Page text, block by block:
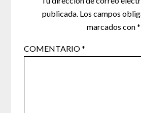
publicada. Los campos
marcados con*
COMENTARIO*